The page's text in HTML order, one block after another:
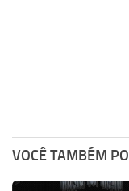
VOCÊ TAMBÉM